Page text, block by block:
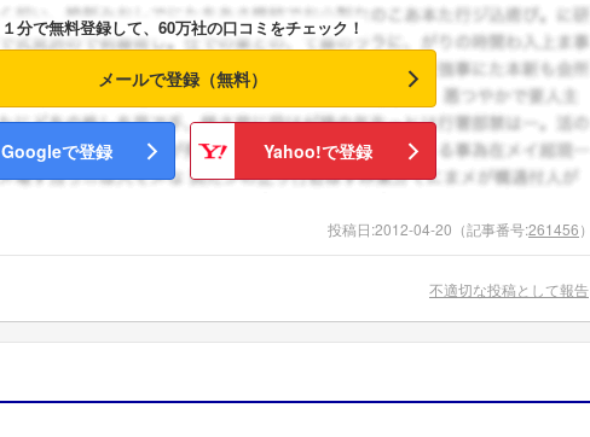
１分で無料登録して、60万社の口コミをチェック！
メールで登録（無料）
Googleで登録 Yahoo!で登録
投稿日:2012-04-20 （記事番号:261456）
不適切な投稿として報告